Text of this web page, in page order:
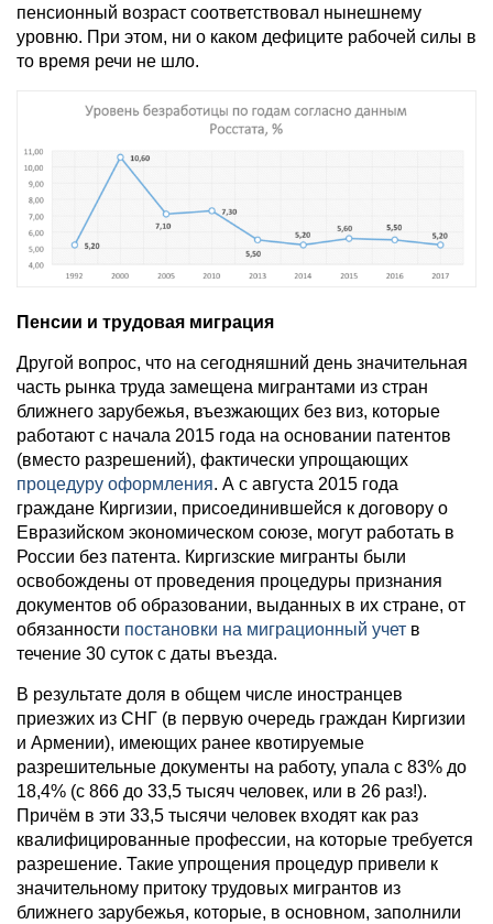
пенсионный возраст соответствовал нынешнему
уровню. При этом, ни о каком дефиците рабочей силы в
то время речи не шло.
Пенсии и трудовая миграция
Другой вопрос, что на сегодняшний день значительная
часть рынка труда замещена мигрантами из стран
ближнего зарубежья, въезжающих без виз, которые
работают с начала 2015 года на основании патентов
(вместо разрешений), фактически упрощающих
процедуру оформления. А с августа 2015 года
граждане Киргизии, присоединившейся к договору о
Евразийском экономическом союзе, могут работать в
России без патента. Киргизские мигранты были
освобождены от проведения процедуры признания
документов об образовании, выданных в их стране, от
обязанности постановки на миграционный учет в
течение 30 суток с даты въезда.
В результате доля в общем числе иностранцев
приезжих из СНГ (в первую очередь граждан Киргизии
и Армении), имеющих ранее квотируемые
разрешительные документы на работу, упала с 83% до
18,4% (с 866 до 33,5 тысяч человек, или в 26 раз!).
Причём в эти 33,5 тысячи человек входят как раз
квалифицированные профессии, на которые требуется
разрешение. Такие упрощения процедур привели к
значительному притоку трудовых мигрантов из
ближнего зарубежья, которые, в основном, заполнили